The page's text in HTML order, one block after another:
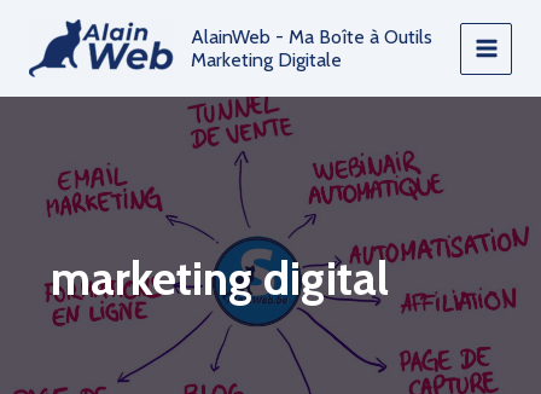
contenu
AlainWeb - Ma Boîte à Outils
Marketing Digitale
marketing digital